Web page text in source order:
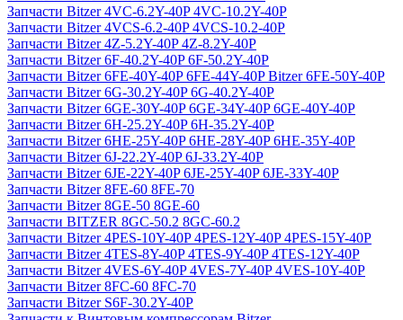
Запчасти Bitzer 4VC-6.2Y-40P 4VC-10.2Y-40P
Запчасти Bitzer 4VCS-6.2-40P 4VCS-10.2-40P
Запчасти Bitzer 4Z-5.2Y-40P 4Z-8.2Y-40P
Запчасти Bitzer 6F-40.2Y-40P 6F-50.2Y-40P
Запчасти Bitzer 6FE-40Y-40P 6FE-44Y-40P Bitzer 6FE-50Y-40P
Запчасти Bitzer 6G-30.2Y-40P 6G-40.2Y-40P
Запчасти Bitzer 6GE-30Y-40P 6GE-34Y-40P 6GE-40Y-40P
Запчасти Bitzer 6H-25.2Y-40P 6H-35.2Y-40P
Запчасти Bitzer 6HE-25Y-40P 6HE-28Y-40P 6HE-35Y-40P
Запчасти Bitzer 6J-22.2Y-40P 6J-33.2Y-40P
Запчасти Bitzer 6JE-22Y-40P 6JE-25Y-40P 6JE-33Y-40P
Запчасти Bitzer 8FE-60 8FE-70
Запчасти Bitzer 8GE-50 8GE-60
Запчасти BITZER 8GC-50.2 8GC-60.2
Запчасти Bitzer 4PES-10Y-40P 4PES-12Y-40P 4PES-15Y-40P
Запчасти Bitzer 4TES-8Y-40P 4TES-9Y-40P 4TES-12Y-40P
Запчасти Bitzer 4VES-6Y-40P 4VES-7Y-40P 4VES-10Y-40P
Запчасти Bitzer 8FC-60 8FC-70
Запчасти Bitzer S6F-30.2Y-40P